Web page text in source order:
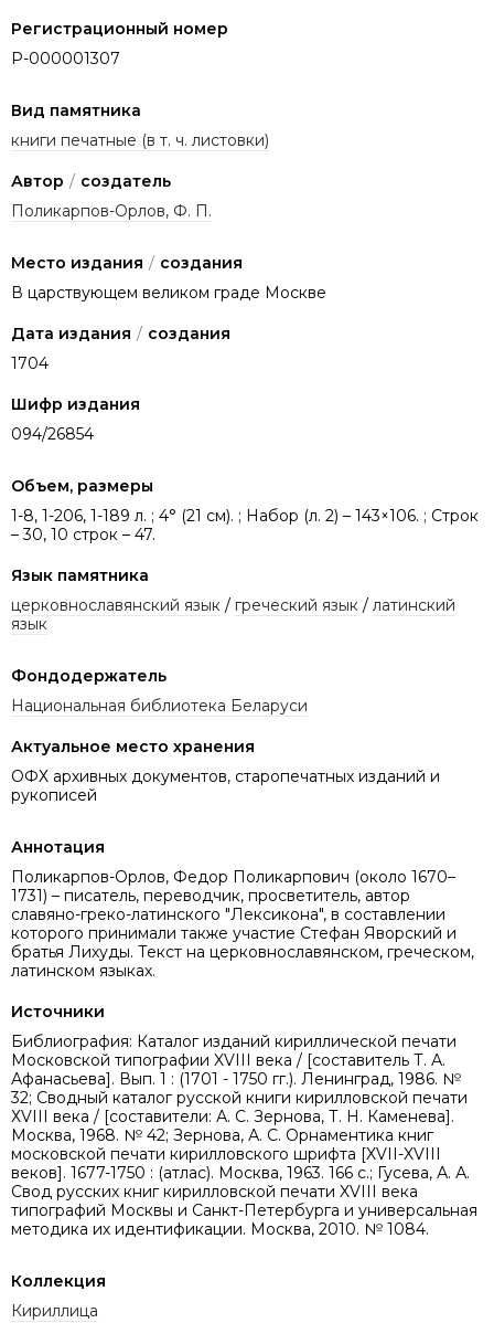
Регистрационный номер
P-000001307
Вид памятника
книги печатные (в т. ч. листовки)
Автор / создатель
Поликарпов-Орлов, Ф. П.
Место издания / создания
В царствующем великом граде Москве
Дата издания / создания
1704
Шифр издания
094/26854
Объем, размеры
1-8, 1-206, 1-189 л. ; 4° (21 см). ; Набор (л. 2) – 143×106. ; Строк
– 30, 10 строк – 47.
Язык памятника
церковнославянский язык / греческий язык / латинский
язык
Фондодержатель
Национальная библиотека Беларуси
Актуальное место хранения
ОФХ архивных документов, старопечатных изданий и
рукописей
Аннотация
Поликарпов-Орлов, Федор Поликарпович (около 1670–
1731) – писатель, переводчик, просветитель, автор
славяно-греко-латинского "Лексикона", в составлении
которого принимали также участие Стефан Яворский и
братья Лихуды. Текст на церковнославянском, греческом,
латинском языках.
Источники
Библиография: Каталог изданий кириллической печати
Московской типографии XVIII века / [составитель Т. А.
Афанасьева]. Вып. 1 : (1701 - 1750 гг.). Ленинград, 1986. №
32; Сводный каталог русской книги кирилловской печати
ХVIII века / [составители: А. С. Зернова, Т. Н. Каменева].
Москва, 1968. № 42; Зернова, А. С. Орнаментика книг
московской печати кирилловского шрифта [XVII-XVIII
веков]. 1677-1750 : (атлас). Москва, 1963. 166 с.; Гусева, А. А.
Свод русских книг кирилловской печати XVIII века
типографий Москвы и Санкт-Петербурга и универсальная
методика их идентификации. Москва, 2010. № 1084.
Коллекция
Кириллица